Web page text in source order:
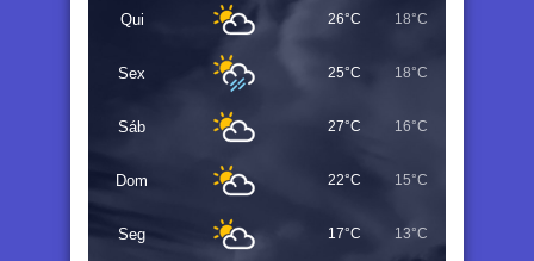
Qui 26°C 18°C
Sex 25°C 18°C
Sáb 27°C 16°C
Dom 22°C 15°C
Seg 17°C 13°C